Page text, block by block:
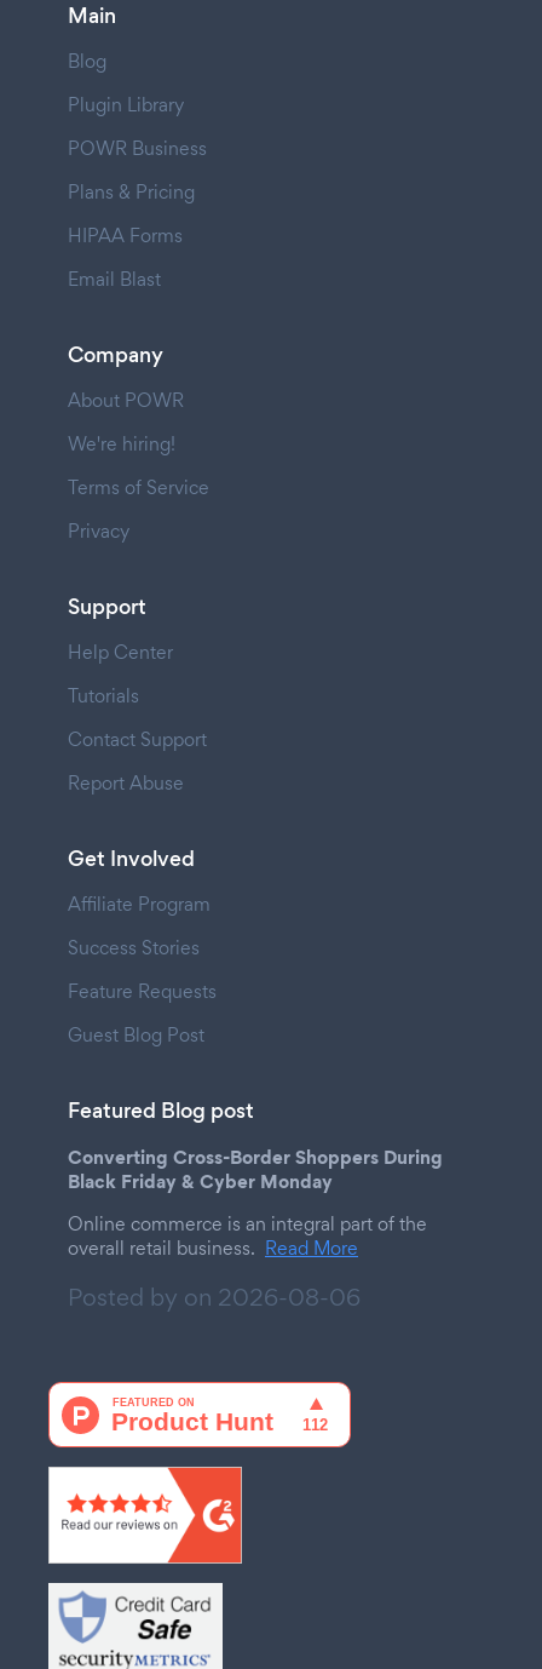
Main
Blog
Plugin Library
POWR Business
Plans & Pricing
HIPAA Forms
Email Blast
Company
About POWR
We're hiring!
Terms of Service
Privacy
Support
Help Center
Tutorials
Contact Support
Report Abuse
Get Involved
Affiliate Program
Success Stories
Feature Requests
Guest Blog Post
Featured Blog post
Converting Cross-Border Shoppers During
Black Friday & Cyber Monday
Online commerce is an integral part of the
overall retail business. Read More
Posted by on 2026-08-06